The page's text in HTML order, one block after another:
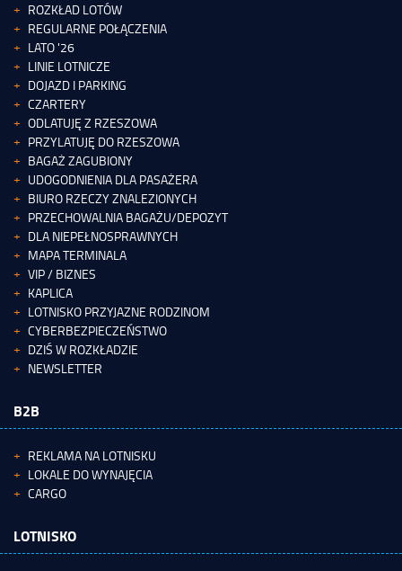
ROZKŁAD LOTÓW
REGULARNE POŁĄCZENIA
LATO '26
LINIE LOTNICZE
DOJAZD I PARKING
CZARTERY
ODLATUJĘ Z RZESZOWA
PRZYLATUJĘ DO RZESZOWA
BAGAŻ ZAGUBIONY
UDOGODNIENIA DLA PASAŻERA
BIURO RZECZY ZNALEZIONYCH
PRZECHOWALNIA BAGAŻU/DEPOZYT
DLA NIEPEŁNOSPRAWNYCH
MAPA TERMINALA
VIP / BIZNES
KAPLICA
LOTNISKO PRZYJAZNE RODZINOM
CYBERBEZPIECZEŃSTWO
DZIŚ W ROZKŁADZIE
NEWSLETTER
B2B
REKLAMA NA LOTNISKU
LOKALE DO WYNAJĘCIA
CARGO
LOTNISKO